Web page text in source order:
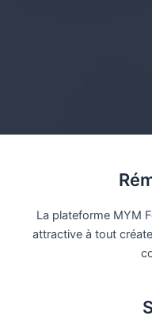
La plateforme MYM
attractive à tout